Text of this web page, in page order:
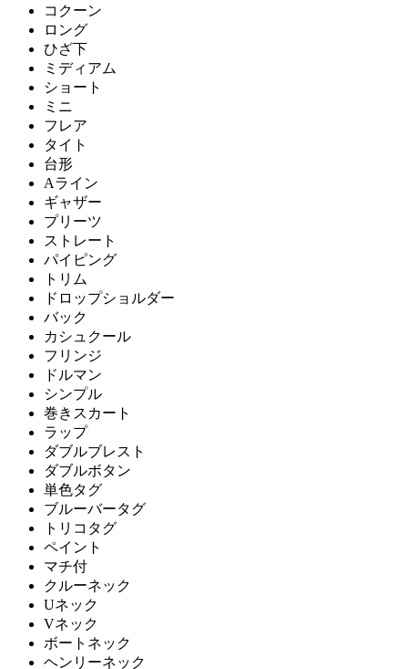
コクーン
ロング
ひざ下
ミディアム
ショート
ミニ
フレア
タイト
台形
Aライン
ギャザー
プリーツ
ストレート
パイピング
トリム
ドロップショルダー
バック
カシュクール
フリンジ
ドルマン
シンプル
巻きスカート
ラップ
ダブルブレスト
ダブルボタン
単色タグ
ブルーバータグ
トリコタグ
ペイント
マチ付
クルーネック
Uネック
Vネック
ボートネック
ヘンリーネック